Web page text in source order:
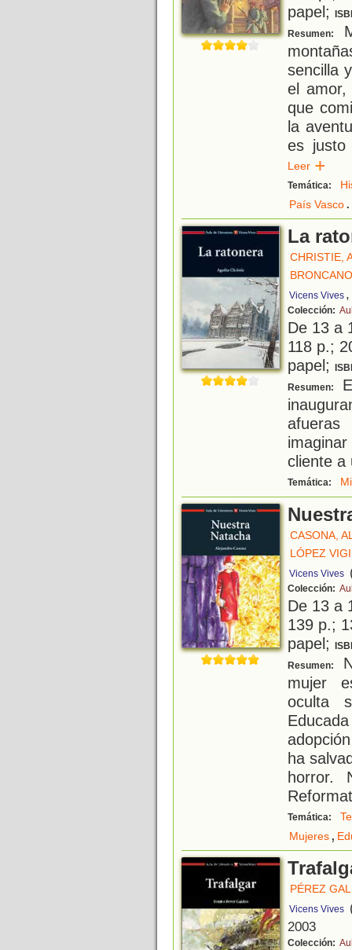
papel;
Resumen:
sencilla
el amor,
que
la
es
Leer
Temática:
País Vasco.
La
CHRISTIE,
Vicens Vives
Colección:
De 13 a
118 p.;
papel;
Resumen:
cliente a
Temática:
CASONA,
LÓPEZ
Vicens Vives
Colección:
De 13 a
139 p.;
papel;
Resumen:
mujer
oculta
ha
horror.
Temática:
Mujeres,
PÉREZ
Vicens Vives
2003
Colección: